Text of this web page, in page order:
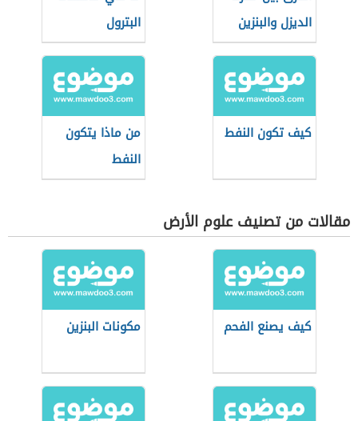
الديزل والبنزين
البترول
كيف تكون النفط
من ماذا يتكون
النفط
مقالات من تصنيف علوم الأرض
كيف يصنع الفحم مكونات البنزين